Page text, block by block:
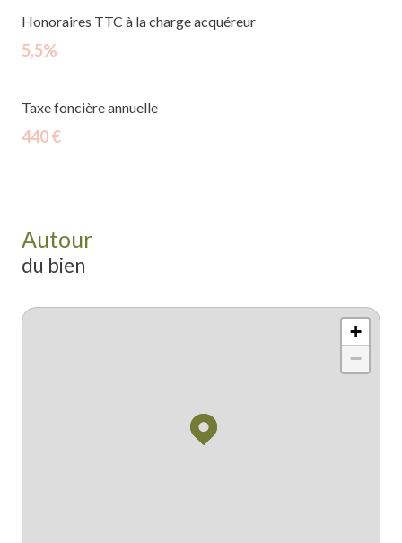
Honoraires TTC à la charge acquéreur
5,5%
Taxe foncière annuelle
440 €
Autour
du bien
+
−